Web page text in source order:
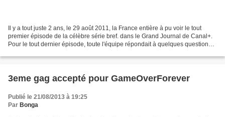
Il y a tout juste 2 ans, le 29 août 2011, la France entière à pu voir le tout
premier épisode de la célèbre série bref. dans le Grand Journal de Canal+.
Pour le tout dernier épisode, toute l'équipe répondait à quelques questions
3eme gag accepté pour GameOverForever
Publié le 21/08/2013 à 19:25
Par Bonga